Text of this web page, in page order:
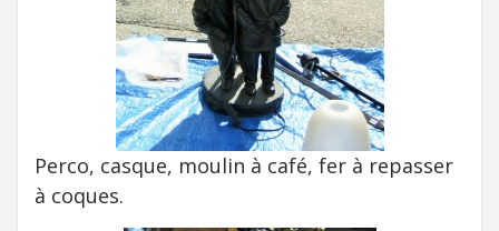
Perco, casque, moulin à café, fer à repasser
à coques.